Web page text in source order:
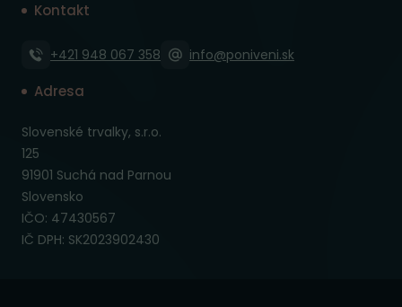
Kontakt
+421 948 067 358 info@poniveni.sk
Adresa
Slovenské trvalky, s.r.o.
125
91901 Suchá nad Parnou
Slovensko
IČO: 47430567
IČ DPH: SK2023902430